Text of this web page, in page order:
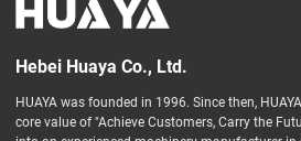
Hebei Huaya Co., Ltd.
HUAYA was founded in 1996. Since then,
core value of "Achieve Customers, Carry the